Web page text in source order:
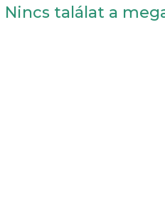
Nincs találat a